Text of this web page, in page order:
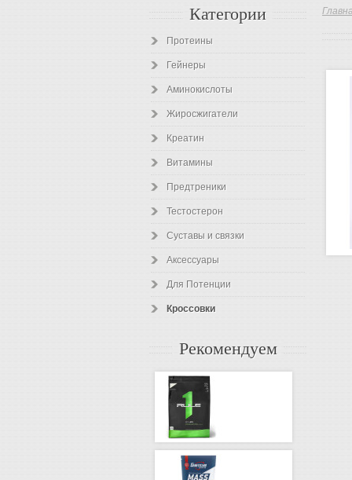
Категории
Протеины
Гейнеры
Аминокислоты
Жиросжигатели
Креатин
Витамины
Предтреники
Тестостерон
Суставы и связки
Аксессуары
Для Потенции
Кроссовки
Рекомендуем